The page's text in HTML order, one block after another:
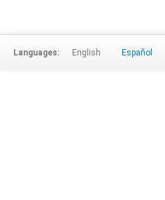
Languages: English Español